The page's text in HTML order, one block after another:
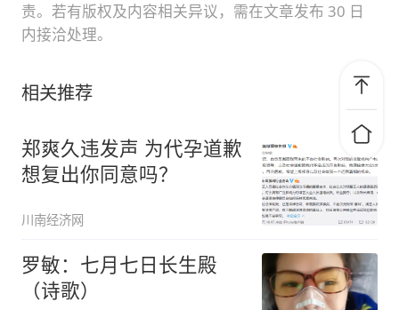
责。若有版权及内容相关异议，需在文章发布 30 日
内接洽处理。
相关推荐
郑爽久违发声 为代孕道歉
想复出你同意吗？
川南经济网
罗敏：七月七日长生殿
（诗歌）